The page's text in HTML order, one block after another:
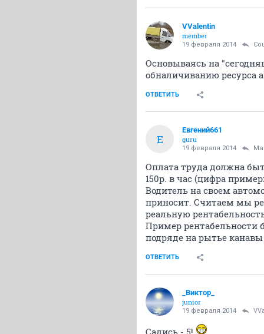
VValentin
member
19 февраля 2014
Основываясь на
обналичиванию ресурса
ОТВЕТИТЬ
Е
Евгений661
guru
19 февраля 2014
Оплата труда должна
150р. в час (цифра
Водитель на своем
приносит. Считаем мы
реальную
Пример рентабельности
подряде на рытье канавы
ОТВЕТИТЬ
_Виктор_
juniоr
19 февраля 2014
Садись - 5!